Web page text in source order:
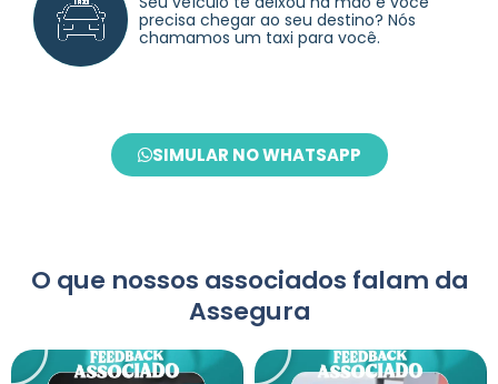
precisa chegar ao seu destino? Nós
chamamos um taxi para você.
SIMULAR NO WHATSAPP
O que nossos associados falam da
Assegura
Play